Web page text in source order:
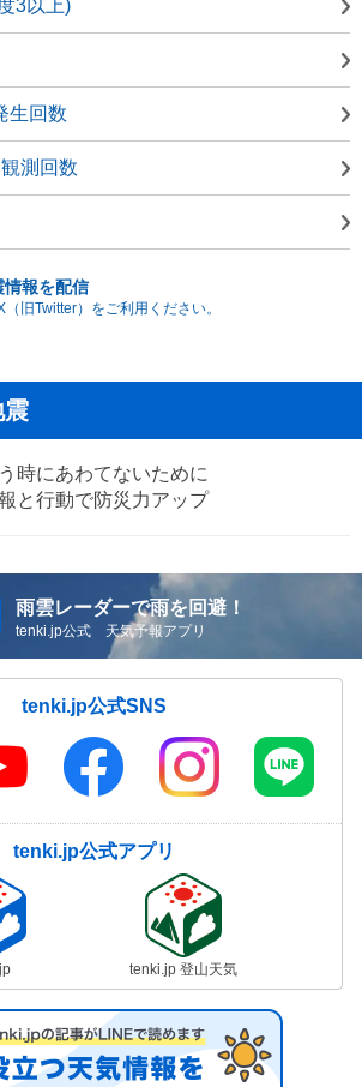
3以上)
生回数
測回数
情報を配信
旧Twitter）をご利用ください。
震
時にあわてないために
と行動で防災力アップ
雨雲レーダーで雨を回避！
tenki.jp公式 天気予報アプリ
tenki.jp公式SNS
tenki.jp公式アプリ
tenki.jp 登山天気